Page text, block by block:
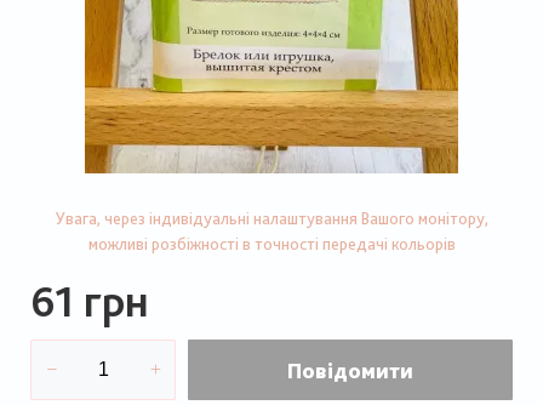
Увага, через індивідуальні налаштування Вашого монітору,
можливі розбіжності в точності передачі кольорів
61 грн
Повідомити